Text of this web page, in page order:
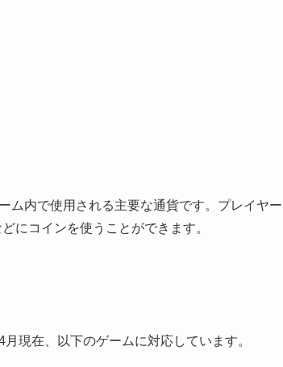
ム内で使用される主要な通貨です。プレイヤ
にコインを使うことができます。
現在、以下のゲームに対応しています。